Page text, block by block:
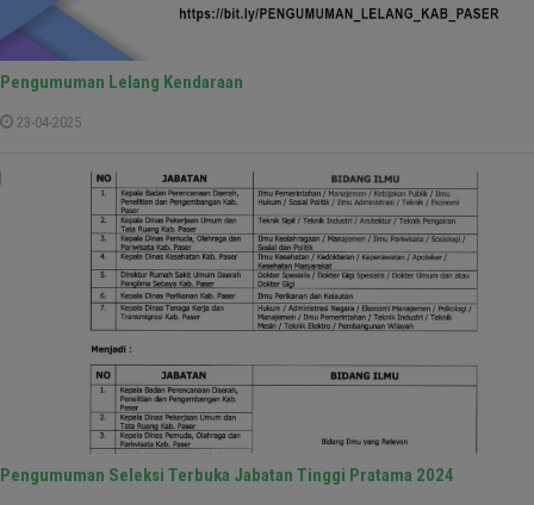
Pengumuman Lelang Kendaraan
23-04-2025
Pengumuman Seleksi Terbuka Jabatan Tinggi Pratama 2024